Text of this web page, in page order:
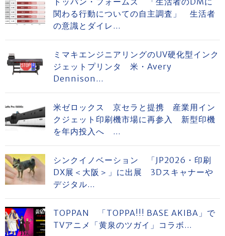
関わる行動についての自主調査」 生活者
の意識とダイレ...
ミマキエンジニアリングのUV硬化型インク
ジェットプリンタ 米・Avery
Dennison...
米ゼロックス 京セラと提携 産業用イン
クジェット印刷機市場に再参入 新型印機
を年内投入へ ...
シンクイノベーション 「JP2026・印刷
DX展＜大阪＞」に出展 3Dスキャナーや
デジタル...
TOPPAN 「TOPPA!!! BASE AKIBA」で
TVアニメ「黄泉のツガイ」コラボ...